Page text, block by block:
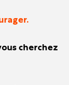
cherchez